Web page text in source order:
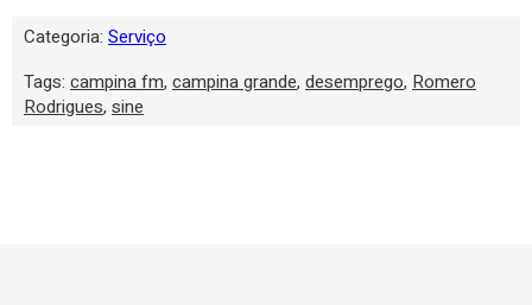
Categoria: Serviço
Tags: campina fm, campina grande, desemprego, Romero
Rodrigues, sine